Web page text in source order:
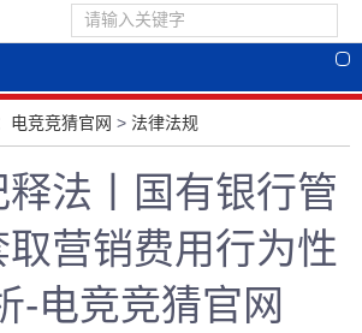
电竞竞猜官网 > 法律法规
释法丨国有银行管
营销费用行为性
-电竞竞猜官网